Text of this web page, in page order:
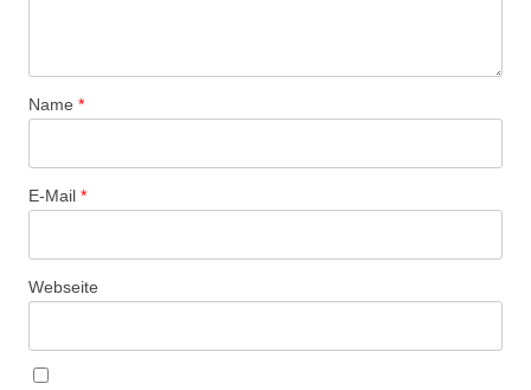
Name *
E-Mail *
Webseite